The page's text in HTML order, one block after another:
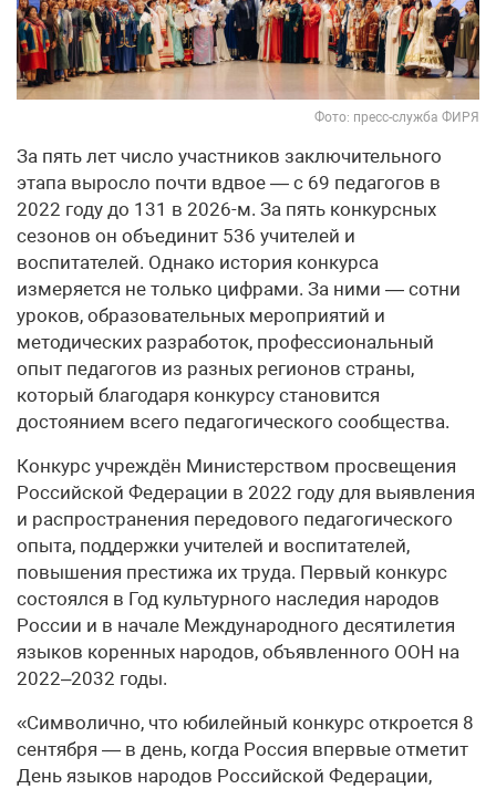
Фото: пресс-служба ФИРЯ
За пять лет число участников заключительного
этапа выросло почти вдвое — с 69 педагогов в
2022 году до 131 в 2026-м. За пять конкурсных
сезонов он объединит 536 учителей и
воспитателей. Однако история конкурса
измеряется не только цифрами. За ними — сотни
уроков, образовательных мероприятий и
методических разработок, профессиональный
опыт педагогов из разных регионов страны,
который благодаря конкурсу становится
достоянием всего педагогического сообщества.
Конкурс учреждён Министерством просвещения
Российской Федерации в 2022 году для выявления
и распространения передового педагогического
опыта, поддержки учителей и воспитателей,
повышения престижа их труда. Первый конкурс
состоялся в Год культурного наследия народов
России и в начале Международного десятилетия
языков коренных народов, объявленного ООН на
2022–2032 годы.
«Символично, что юбилейный конкурс откроется 8
сентября — в день, когда Россия впервые отметит
День языков народов Российской Федерации,